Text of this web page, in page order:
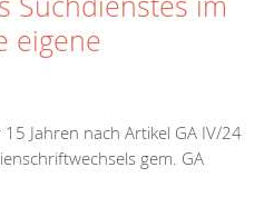
eigene
Jahren nach Artikel GA IV/24
gem. GA